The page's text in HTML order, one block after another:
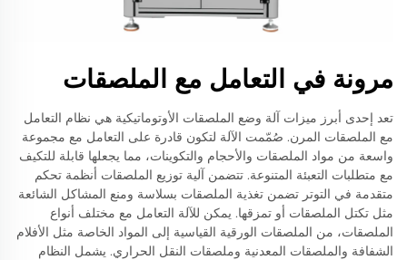
مرونة في التعامل مع الملصقات
تعد إحدى أبرز ميزات آلة وضع الملصقات الأوتوماتيكية هي نظام التعامل
مع الملصقات المرن. صُمّمت الآلة لتكون قادرة على التعامل مع مجموعة
واسعة من مواد الملصقات والأحجام والتكوينات، مما يجعلها قابلة للتكيف
مع متطلبات التعبئة المتنوعة. تتضمن آلية توزيع الملصقات أنظمة تحكم
متقدمة في التوتر تضمن تغذية الملصقات بسلاسة ومنع المشاكل الشائعة
مثل تكتل الملصقات أو تمزقها. يمكن للآلة التعامل مع مختلف أنواع
الملصقات، من الملصقات الورقية القياسية إلى المواد الخاصة مثل الأفلام
الشفافة والملصقات المعدنية وملصقات النقل الحراري. يشمل النظام